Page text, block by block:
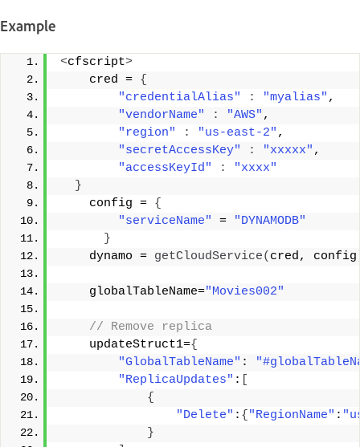
Example
<cfscript>
    cred =
{
"credentialAlias"
: "myalias" ,
"vendorName"
: "AWS" ,
"region"
: "us-east-2" ,
"secretAccessKey"
: "xxxxx" ,
"accessKeyId"
:
"xxxx"
}
    config =
{
"serviceName"
=
"DYNAMODB"
}
    dynamo =
getCloudService( cred, config
    globalTableName=
"Movies002"
// Remove replica
    updateStruct1=
{
"GlobalTableName" :
"ReplicaUpdates" :
{
"Delete" : { "RegionName" :
}